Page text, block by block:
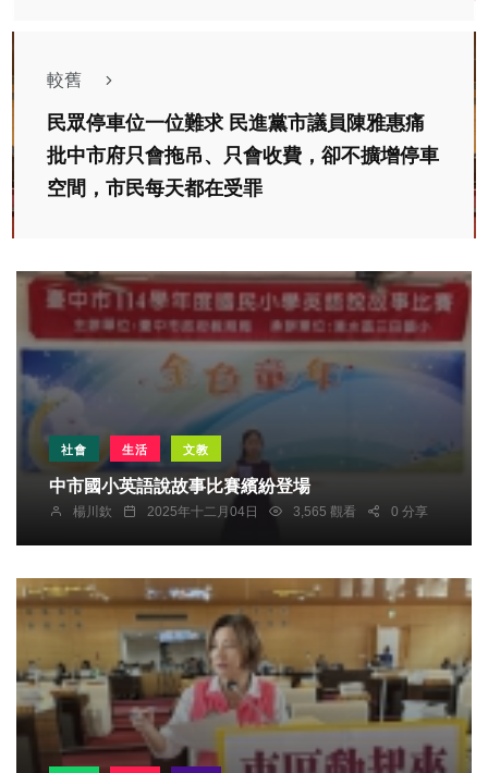
較舊
民眾停車位一位難求 民進黨市議員陳雅惠痛
批中市府只會拖吊、只會收費，卻不擴增停車
空間，市民每天都在受罪
社會 生活 文教
中市國小英語說故事比賽繽紛登場
楊川欽 2025年十二月04日 3,565 觀看 0 分享